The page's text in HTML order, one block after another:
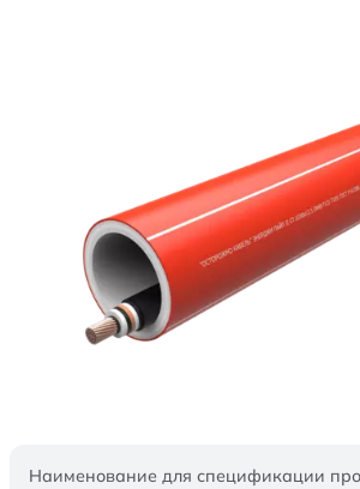
Наименование для спецификации